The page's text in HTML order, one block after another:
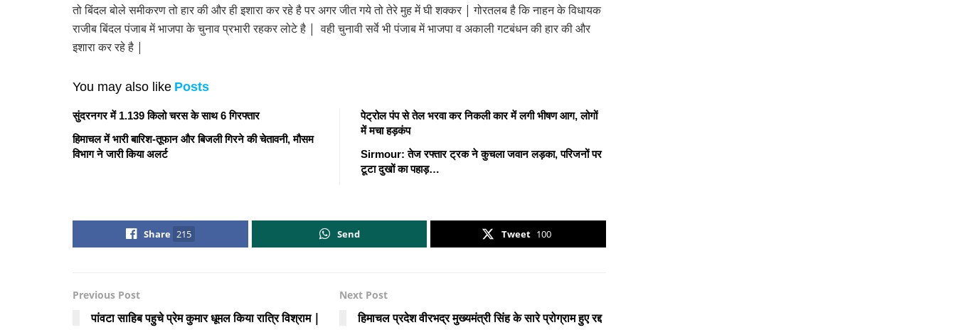
तो बिंदल बोले समीकरण तो हार की और ही इशारा कर रहे है पर अगर जीत गये तो तेरे मुह में घी शक्कर | गोरतलब है कि नाहन के विधायक
राजीब बिंदल पंजाब में भाजपा के चुनाव प्रभारी रहकर लोटे है | वही चुनावी सर्वे भी पंजाब में भाजपा व अकाली गटबंधन की हार की और
इशारा कर रहे है |
You may also like Posts
सुंदरनगर में 1.139 किलो चरस के साथ 6 गिरफ्तार
हिमाचल में भारी बारिश-तूफान और बिजली गिरने की चेतावनी, मौसम
विभाग ने जारी किया अलर्ट
पेट्रोल पंप से तेल भरवा कर निकली कार में लगी भीषण आग, लोगों
में मचा हड़कंप
Sirmour: तेज रफ्तार ट्रक ने कुचला जवान लड़का, परिजनों पर
टूटा दुखों का पहाड़…
Share 215 Send Tweet 100
Previous Post
पांवटा साहिब पहुचे प्रेम कुमार धूमल किया रात्रि विश्राम |
Next Post
हिमाचल प्रदेश वीरभद्र मुख्यमंत्री सिंह के सारे प्रोग्राम हुए रद्द